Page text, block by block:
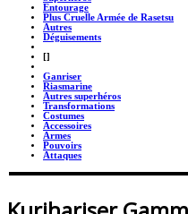
Entourage
Plus Cruelle Armée de Rasetsu
Autres
Déguisements
[]
Ganriser
Riasmarine
Autres superhéros
Transformations
Costumes
Accessoires
Armes
Pouvoirs
Attaques